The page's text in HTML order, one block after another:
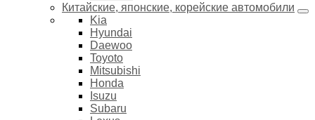
Китайские, японские, корейские автомобили
Kia
Hyundai
Daewoo
Toyoto
Mitsubishi
Honda
Isuzu
Subaru